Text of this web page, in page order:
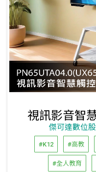
視訊影音智
傑可達數位
#K12 #高教
#全人教育